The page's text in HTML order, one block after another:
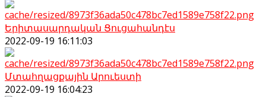
Երիտասարդական Ցուցահանդէս
2022-09-19 16:11:03
Մտահղացքային Արուեստի
2022-09-19 16:04:23